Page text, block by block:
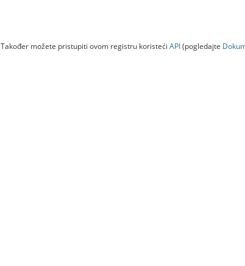
Također možete pristupiti ovom registru koristeći API(pogledajte